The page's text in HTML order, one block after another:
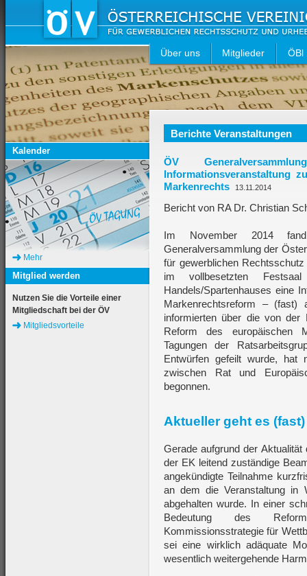
Über uns Mitglieder ÖBl
Berichte Veranstaltungen
ÖV
Informationsveranstaltung
Markenrechts
13.11.2014
Bericht von RA Dr. Christian
Im November 2014
Generalversammlung der
für gewerblichen
im vollbesetzten
Handels/Spartenhauses eine
Markenrechtsreform – (fast)
informierten über die von der
Reform des europäischen
Tagungen der
Entwürfen gefeilt wurde, hat
zwischen Rat und
begonnen.
Aktueller geht es
Gerade aufgrund der
der EK leitend zuständige
angekündigte Teilnahme
an dem die Veranstaltung in
abgehalten wurde. In einer
Bedeutung des
Kommissionsstrategie für
sei eine wirklich adäquate
wesentlich weitergehende
Kalender
Mehr
Mitglied werden
Nutzen Sie die Vorteile einer
Mitgliedschaft bei der ÖV
Mitgliedsvorteile